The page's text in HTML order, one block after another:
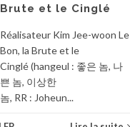
Brute et le Cinglé
Réalisateur Kim Jee-woon Le
Bon, la Brute et le
Cinglé (hangeul : 좋은 놈, 나
쁜 놈, 이상한
놈, RR : Joheun...